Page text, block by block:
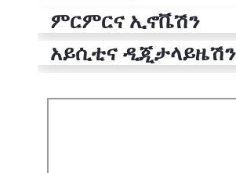
ምርምርና ኢኖቬሽን
አይሲቲና ዲጂታላይዜሽን